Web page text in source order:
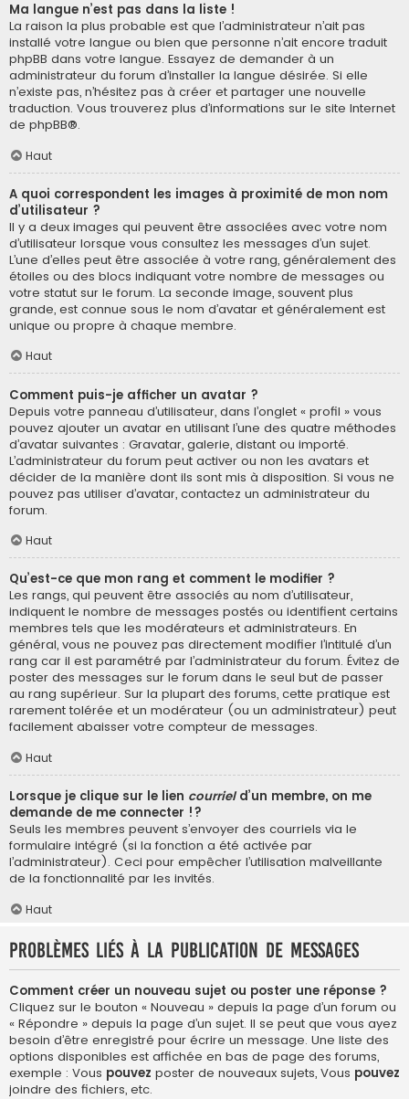
Ma langue n’est pas dans la liste !
La raison la plus probable est que l’administrateur n’ait pas
installé votre langue ou bien que personne n’ait encore traduit
phpBB dans votre langue. Essayez de demander à un
administrateur du forum d’installer la langue désirée. Si elle
n’existe pas, n’hésitez pas à créer et partager une nouvelle
traduction. Vous trouverez plus d’informations sur le site Internet
de phpBB®.
Haut
A quoi correspondent les images à proximité de mon nom
d’utilisateur ?
Il y a deux images qui peuvent être associées avec votre nom
d’utilisateur lorsque vous consultez les messages d’un sujet.
L’une d’elles peut être associée à votre rang, généralement des
étoiles ou des blocs indiquant votre nombre de messages ou
votre statut sur le forum. La seconde image, souvent plus
grande, est connue sous le nom d’avatar et généralement est
unique ou propre à chaque membre.
Haut
Comment puis-je afficher un avatar ?
Depuis votre panneau d’utilisateur, dans l’onglet « profil » vous
pouvez ajouter un avatar en utilisant l’une des quatre méthodes
d’avatar suivantes : Gravatar, galerie, distant ou importé.
L’administrateur du forum peut activer ou non les avatars et
décider de la manière dont ils sont mis à disposition. Si vous ne
pouvez pas utiliser d’avatar, contactez un administrateur du
forum.
Haut
Qu’est-ce que mon rang et comment le modifier ?
Les rangs, qui peuvent être associés au nom d’utilisateur,
indiquent le nombre de messages postés ou identifient certains
membres tels que les modérateurs et administrateurs. En
général, vous ne pouvez pas directement modifier l’intitulé d’un
rang car il est paramétré par l’administrateur du forum. Évitez de
poster des messages sur le forum dans le seul but de passer
au rang supérieur. Sur la plupart des forums, cette pratique est
rarement tolérée et un modérateur (ou un administrateur) peut
facilement abaisser votre compteur de messages.
Haut
Lorsque je clique sur le lien courrield’un membre, on me
demande de me connecter !?
Seuls les membres peuvent s’envoyer des courriels via le
formulaire intégré (si la fonction a été activée par
l’administrateur). Ceci pour empêcher l’utilisation malveillante
de la fonctionnalité par les invités.
Haut
Problèmes liés à la publication de messages
Comment créer un nouveau sujet ou poster une réponse ?
Cliquez sur le bouton « Nouveau » depuis la page d’un forum ou
« Répondre » depuis la page d’un sujet. Il se peut que vous ayez
besoin d’être enregistré pour écrire un message. Une liste des
options disponibles est affichée en bas de page des forums,
exemple : Vous pouvez poster de nouveaux sujets, Vous pouvez
joindre des fichiers, etc.